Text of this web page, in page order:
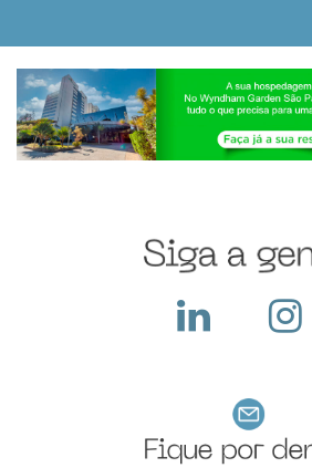
essencial para
potencializar vendas,
fortalecer parcerias e
atrair novos clientes
em um dos períodos...